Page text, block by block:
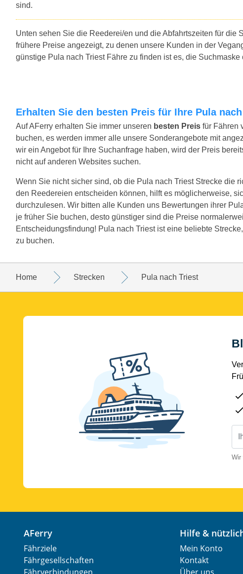
sind.
Unten sehen Sie die Reederei/en und die Abfahrtszeiten für die
frühere Preise angezeigt, zu denen unsere Kunden in der
günstige Pula nach Triest Fähre zu finden ist es, die
Erhalten Sie den besten Preis für Ihre Pula
Auf AFerry erhalten Sie immer unseren besten Preis für Fähren
buchen, es werden immer alle unsere Sonderangebote mit
wir ein Angebot für Ihre Suchanfrage haben, wird der Preis
nicht auf anderen Websites suchen.
Wenn Sie nicht sicher sind, ob die Pula nach Triest Strecke die
den Reedereien entscheiden können, hilft es möglicherweise,
durchzulesen. Wir bitten alle Kunden uns Bewertungen ihrer
je früher Sie buchen, desto günstiger sind die Preise
Entscheidungsfindung! Pula nach Triest ist eine beliebte
zu buchen.
Home Strecken Pula nach Triest
Wir
AFerry
Fährziele
Fährgesellschaften
Hilfe &
Mein Konto
Kontakt